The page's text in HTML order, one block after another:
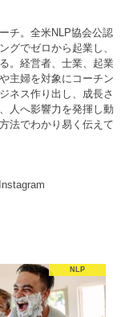
チ。全米NLP協会公認
グでゼロから起業し、
。経営者、士業、起業
主婦を対象にコーチン
ネス作り出し、成長さ
人へ影響力を発揮し動
法でわかり易く伝えて
Instagram
NLP